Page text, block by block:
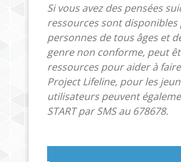
Si vous avez des pensées
ressources sont disponibles
personnes de tous âges et
genre non conforme, peut
ressources pour aider à
Project Lifeline, pour les
utilisateurs peuvent
START par SMS au 678678.